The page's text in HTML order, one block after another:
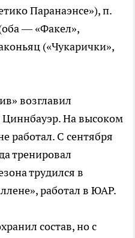
Паранаэнсе»), п.
— «Факел»,
(«Чукарички»,
возглавил
На высоком
работал. С сентября
тренировал
трудился в
работал в ЮАР.
состав, но с